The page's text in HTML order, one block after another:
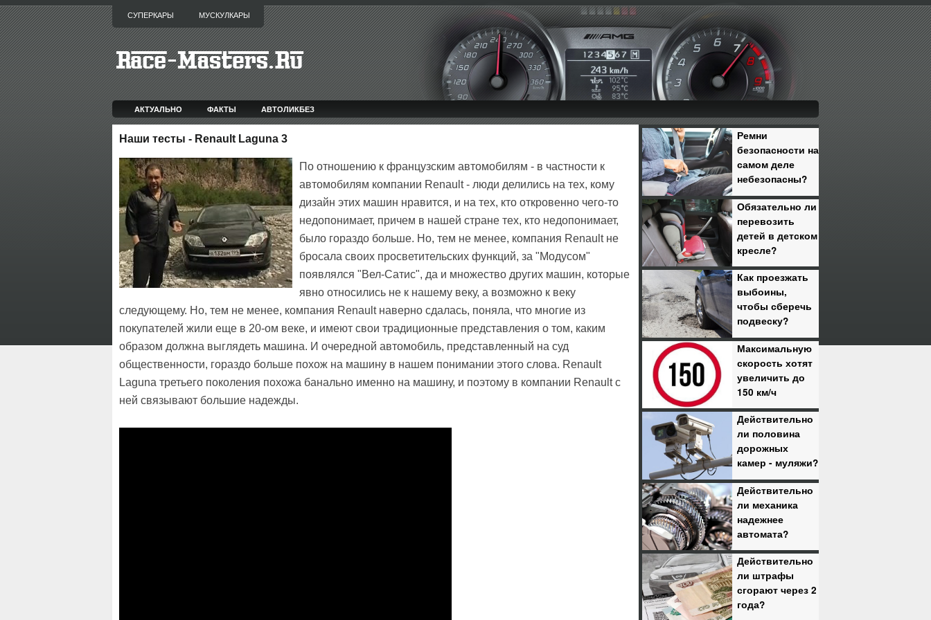
СУПЕРКАРЫ МУСКУЛКАРЫ
АКТУАЛЬНО ФАКТЫ АВТОЛИКБЕЗ
Наши тесты - Renault Laguna 3
По отношению к французским автомобилям - в частности к
автомобилям компании Renault - люди делились на тех, кому
дизайн этих машин нравится, и на тех, кто откровенно чего-то
недопонимает, причем в нашей стране тех, кто недопонимает,
было гораздо больше. Но, тем не менее, компания Renault не
бросала своих просветительских функций, за "Модусом"
появлялся "Вел-Сатис", да и множество других машин, которые
явно относились не к нашему веку, а возможно к веку
следующему. Но, тем не менее, компания Renault наверно сдалась, поняла, что многие из
покупателей жили еще в 20-ом веке, и имеют свои традиционные представления о том, каким
образом должна выглядеть машина. И очередной автомобиль, представленный на суд
общественности, гораздо больше похож на машину в нашем понимании этого слова. Renault
Laguna третьего поколения похожа банально именно на машину, и поэтому в компании Renault с
ней связывают большие надежды.
Ремни
безопасности на
самом деле
небезопасны?
Обязательно ли
перевозить
детей в детском
кресле?
Как проезжать
выбоины,
чтобы сберечь
подвеску?
Максимальную
скорость хотят
увеличить до
150 км/ч
Действительно
ли половина
дорожных
камер - муляжи?
Действительно
ли механика
надежнее
автомата?
Действительно
ли штрафы
сгорают через 2
года?